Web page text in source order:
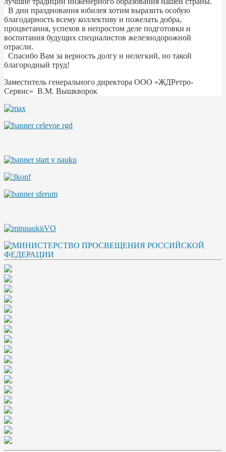
В дни празднования юбилея хотим выразить особую
благодарность всему коллективу и пожелать добра,
процветания, успехов в непростом деле подготовки и
воспитания будущих специалистов железнодорожной
отрасли.
Спасибо Вам за верность долгу и нелегкий, но такой
благородный труд!
Заместитель генерального директора ООО «ЖДРетро-
Сервис» В.М. Вышкворок